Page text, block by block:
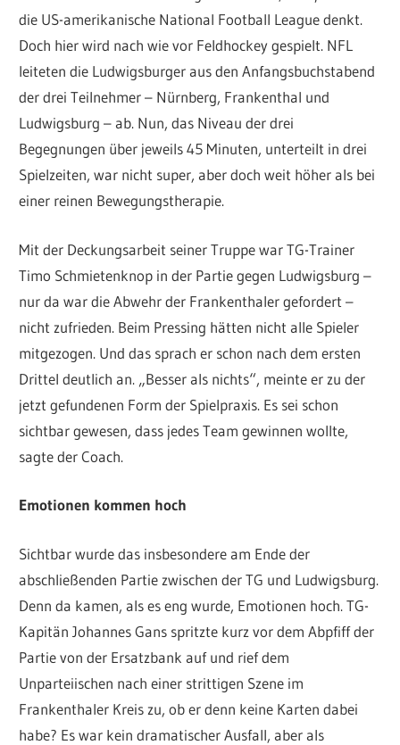
die US-amerikanische National Football League denkt.
Doch hier wird nach wie vor Feldhockey gespielt. NFL
leiteten die Ludwigsburger aus den Anfangsbuchstabend
der drei Teilnehmer – Nürnberg, Frankenthal und
Ludwigsburg – ab. Nun, das Niveau der drei
Begegnungen über jeweils 45 Minuten, unterteilt in drei
Spielzeiten, war nicht super, aber doch weit höher als bei
einer reinen Bewegungstherapie.
Mit der Deckungsarbeit seiner Truppe war TG-Trainer
Timo Schmietenknop in der Partie gegen Ludwigsburg –
nur da war die Abwehr der Frankenthaler gefordert –
nicht zufrieden. Beim Pressing hätten nicht alle Spieler
mitgezogen. Und das sprach er schon nach dem ersten
Drittel deutlich an. „Besser als nichts“, meinte er zu der
jetzt gefundenen Form der Spielpraxis. Es sei schon
sichtbar gewesen, dass jedes Team gewinnen wollte,
sagte der Coach.
Emotionen kommen hoch
Sichtbar wurde das insbesondere am Ende der
abschließenden Partie zwischen der TG und Ludwigsburg.
Denn da kamen, als es eng wurde, Emotionen hoch. TG-
Kapitän Johannes Gans spritzte kurz vor dem Abpfiff der
Partie von der Ersatzbank auf und rief dem
Unparteiischen nach einer strittigen Szene im
Frankenthaler Kreis zu, ob er denn keine Karten dabei
habe? Es war kein dramatischer Ausfall, aber als